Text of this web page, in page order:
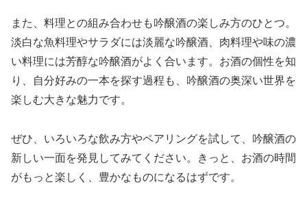
また、料理との組み合わせも吟醸酒の楽しみ方のひとつ。
淡白な魚料理やサラダには淡麗な吟醸酒、肉料理や味の濃
い料理には芳醇な吟醸酒がよく合います。お酒の個性を知
り、自分好みの一本を探す過程も、吟醸酒の奥深い世界を
楽しむ大きな魅力です。
ぜひ、いろいろな飲み方やペアリングを試して、吟醸酒の
新しい一面を発見してみてください。きっと、お酒の時間
がもっと楽しく、豊かなものになるはずです。